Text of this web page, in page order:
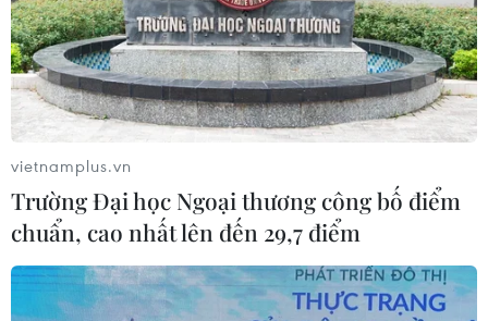
vietnamplus.vn
Trường Đại học Ngoại thương công bố điểm
chuẩn, cao nhất lên đến 29,7 điểm